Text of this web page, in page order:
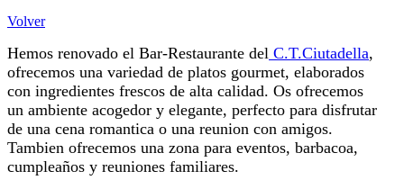
Volver
Hemos renovado el Bar-Restaurante del C.T.Ciutadella,
ofrecemos una variedad de platos gourmet, elaborados
con ingredientes frescos de alta calidad. Os ofrecemos
un ambiente acogedor y elegante, perfecto para disfrutar
de una cena romantica o una reunion con amigos.
Tambien ofrecemos una zona para eventos, barbacoa,
cumpleaños y reuniones familiares.